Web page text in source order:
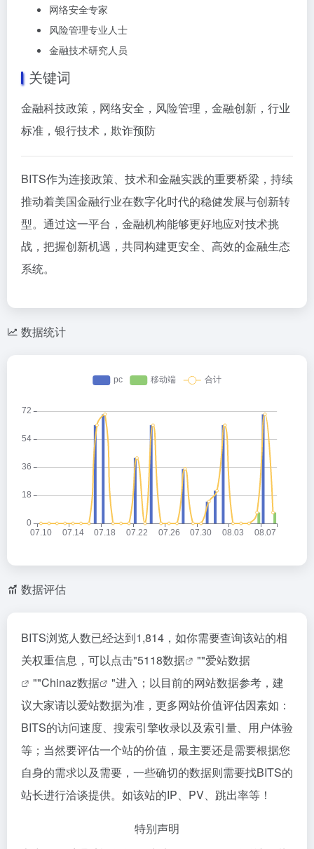
网络安全专家
风险管理专业人士
金融技术研究人员
关键词
金融科技政策，网络安全，风险管理，金融创新，行业
标准，银行技术，欺诈预防
BITS作为连接政策、技术和金融实践的重要桥梁，持续
推动着美国金融行业在数字化时代的稳健发展与创新转
型。通过这一平台，金融机构能够更好地应对技术挑
战，把握创新机遇，共同构建更安全、高效的金融生态
系统。
数据统计
数据评估
BITS浏览人数已经达到1,814，如你需要查询该站的相
关权重信息，可以点击"5118数据 ""爱站数据
""Chinaz数据
"进入；以目前的网站数据参考，建
议大家请以爱站数据为准，更多网站价值评估因素如：
BITS的访问速度、搜索引擎收录以及索引量、用户体验
等；当然要评估一个站的价值，最主要还是需要根据您
自身的需求以及需要，一些确切的数据则需要找BITS的
站长进行洽谈提供。如该站的IP、PV、跳出率等！
特别声明